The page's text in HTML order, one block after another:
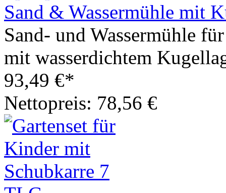
Sand & Wassermühle mit
Sand- und Wassermühle
mit wasserdichtem
93,49 €*
Nettopreis: 78,56 €